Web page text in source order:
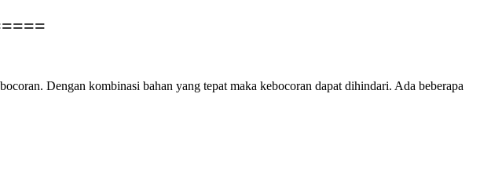
Dengan kombinasi bahan yang tepat maka kebocoran dapat dihindari. Ada beberapa